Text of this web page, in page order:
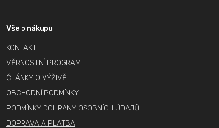
Vše o nákupu
KONTAKT
VĚRNOSTNÍ PROGRAM
ČLÁNKY O VÝŽIVĚ
OBCHODNÍ PODMÍNKY
PODMÍNKY OCHRANY OSOBNÍCH ÚDAJŮ
DOPRAVA A PLATBA